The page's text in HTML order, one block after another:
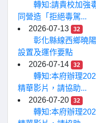
轉知:請貴校加強
同營造「拒絕毒駕...
2026-07-13
32
彰化縣線西鄉曉
設置及運作要點
2026-07-14
32
轉知:本府辦理
精華影片，請協助...
2026-07-20
32
轉知:本府辦理